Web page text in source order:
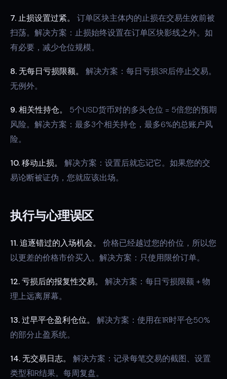
7. 止损设置过紧。
订单区块主体内的止损在交易生效前被
扫荡。解决方案：止损始终设置在订单区块影线之外。如
有必要，减少仓位规模。
8. 无每日亏损限额。
解决方案：每日亏损3R后停止交易。
无例外。
9. 相关性持仓。
5个USD货币对的多头仓位 = 5倍您的预期
风险。解决方案：最多3个相关持仓，最多6%的总账户风
险。
10. 移动止损。
解决方案：设置后就忘记它。如果您的交
易论断被证伪，您就应该出场。
执行与心理误区
11. 追逐错过的入场机会。
价格已经越过您的价位，所以您
以更差的价格市价买入。解决方案：只使用限价订单。
12. 亏损后的报复性交易。
解决方案：每日亏损限额 + 物
理上远离屏幕。
13. 过早平仓盈利仓位。
解决方案：使用在1R时平仓50%
的部分止盈系统。
14. 无交易日志。
解决方案：记录每笔交易的截图、设置
类型和R结果。每周复盘。